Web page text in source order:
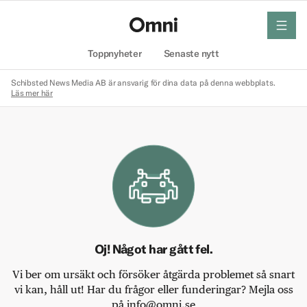
Toppnyheter Senaste nytt
meny
Schibsted News Media AB är ansvarig för dina data på denna webbplats.
Läs mer här
Oj! Något har gått fel.
Vi ber om ursäkt och försöker åtgärda problemet så snart
vi kan, håll ut! Har du frågor eller funderingar? Mejla oss